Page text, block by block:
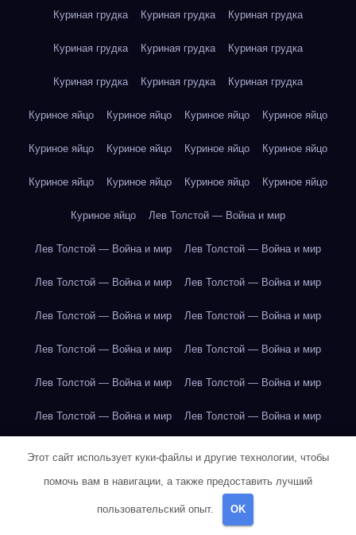
Куриная грудка Куриная грудка Куриная грудка
Куриная грудка Куриная грудка Куриная грудка
Куриная грудка Куриная грудка Куриная грудка
Куриное яйцо Куриное яйцо Куриное яйцо Куриное яйцо
Куриное яйцо Куриное яйцо Куриное яйцо Куриное яйцо
Куриное яйцо Куриное яйцо Куриное яйцо Куриное яйцо
Куриное яйцо Лев Толстой — Война и мир
Лев Толстой — Война и мир Лев Толстой — Война и мир
Лев Толстой — Война и мир Лев Толстой — Война и мир
Лев Толстой — Война и мир Лев Толстой — Война и мир
Лев Толстой — Война и мир Лев Толстой — Война и мир
Лев Толстой — Война и мир Лев Толстой — Война и мир
Лев Толстой — Война и мир Лев Толстой — Война и мир
Лондон Лондон Лондон Лондон Лондон Лондон
Лондон Лондон Лондон Лондон
Этот сайт использует куки-файлы и другие технологии, чтобы
помочь вам в навигации, а также предоставить лучший
пользовательский опыт. OK